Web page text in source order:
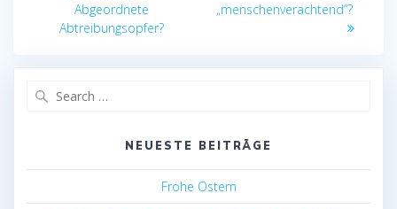
Abgeordnete
Abtreibungsopfer?
„menschenverachtend“?
NEUESTE BEITRÄGE
Frohe Ostern